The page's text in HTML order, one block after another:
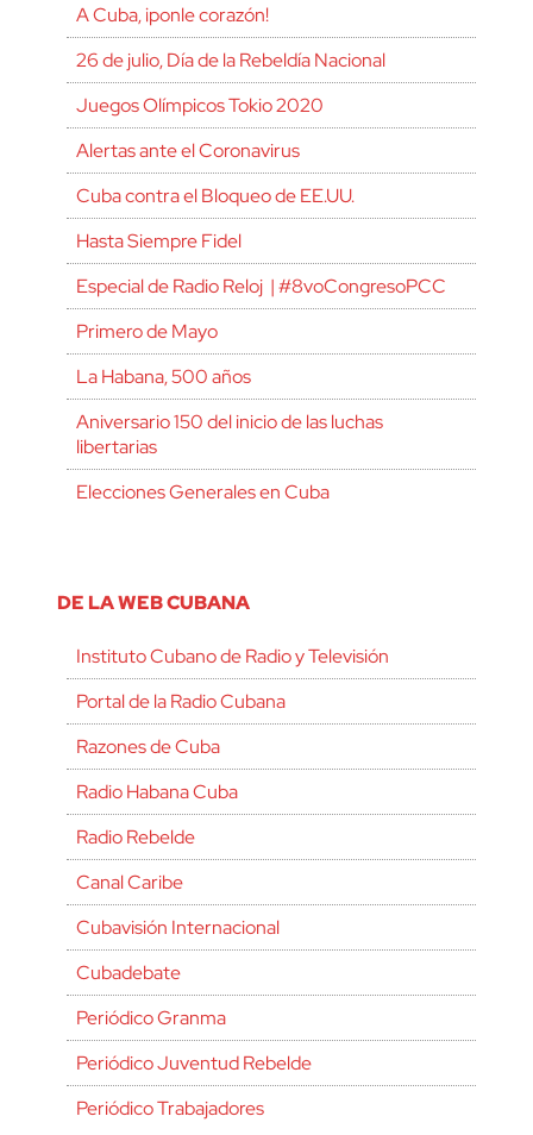
A Cuba, ¡ponle corazón!
26 de julio, Día de la Rebeldía Nacional
Juegos Olímpicos Tokio 2020
Alertas ante el Coronavirus
Cuba contra el Bloqueo de EE.UU.
Hasta Siempre Fidel
Especial de Radio Reloj | #8voCongresoPCC
Primero de Mayo
La Habana, 500 años
Aniversario 150 del inicio de las luchas
libertarias
Elecciones Generales en Cuba
DE LA WEB CUBANA
Instituto Cubano de Radio y Televisión
Portal de la Radio Cubana
Razones de Cuba
Radio Habana Cuba
Radio Rebelde
Canal Caribe
Cubavisión Internacional
Cubadebate
Periódico Granma
Periódico Juventud Rebelde
Periódico Trabajadores